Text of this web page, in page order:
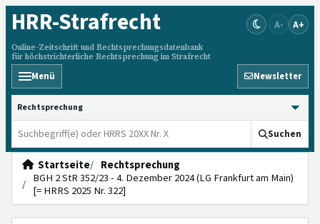
HRR-Strafrecht
Online-Zeitschrift und Rechtsprechungsdatenbank
für höchstrichterliche Rechtsprechung im Strafrecht
A- A+
Menü Newsletter
HRRS durchsuchen
Suchen
Startseite
Rechtsprechung
BGH 2 StR 352/23 - 4. Dezember 2024 (LG Frankfurt am Main)
[= HRRS 2025 Nr. 322]